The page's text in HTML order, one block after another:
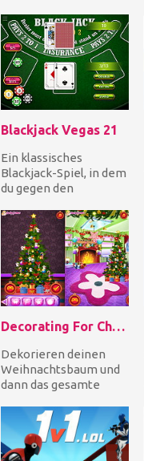
Autofahrer in einer
ver...
Blackjack Vegas 21
Ein klassisches
Blackjack-Spiel, in dem
du gegen den
Setze deinen Einsatz,
sieh d...
Decorating For Christmas
Dekorieren deinen
Weihnachtsbaum und
dann das gesamte
zuerst musst du
einkaufen geh...